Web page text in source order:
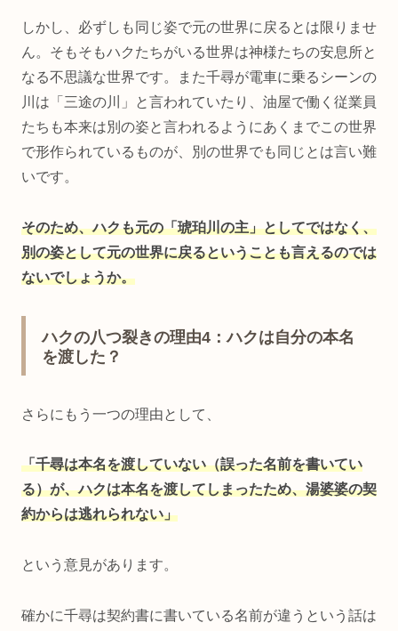
しかし、必ずしも同じ姿で元の世界に戻るとは限りませ
ん。そもそもハクたちがいる世界は神様たちの安息所と
なる不思議な世界です。また千尋が電車に乗るシーンの
川は「三途の川」と言われていたり、油屋で働く従業員
たちも本来は別の姿と言われるようにあくまでこの世界
で形作られているものが、別の世界でも同じとは言い難
いです。
そのため、ハクも元の「琥珀川の主」としてではなく、
別の姿として元の世界に戻るということも言えるのでは
ないでしょうか。
ハクの八つ裂きの理由4：ハクは自分の本名
を渡した？
さらにもう一つの理由として、
「千尋は本名を渡していない（誤った名前を書いてい
る）が、ハクは本名を渡してしまったため、湯婆婆の契
約からは逃れられない」
という意見があります。
確かに千尋は契約書に書いている名前が違うという話は